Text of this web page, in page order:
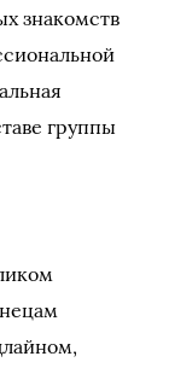
знакомств
группы